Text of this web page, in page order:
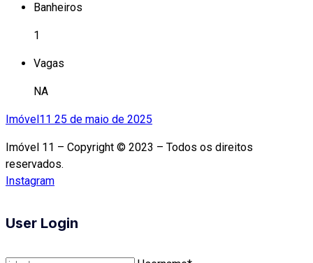
Banheiros
1
Vagas
NA
Imóvel11 25 de maio de 2025
Imóvel 11 – Copyright © 2023 – Todos os direitos
reservados.
Instagram
User Login